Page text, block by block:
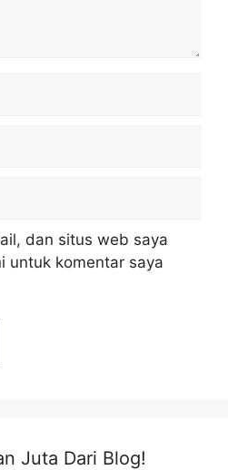
dan situs web saya
untuk komentar saya
Juta Dari Blog!